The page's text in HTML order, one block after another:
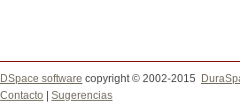
DSpace software copyright © 2002-2015
Contacto
Sugerencias